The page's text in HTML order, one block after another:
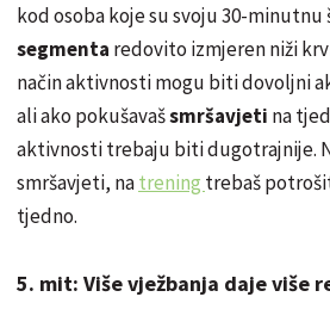
kod osoba koje su svoju 30-
segmenta redovito izmjeren niži
način aktivnosti mogu bitidovoljni
ali ako pokušavašsmršavjeti na
aktivnosti trebaju biti dugotrajnije.
smršavjeti, natrening trebaš
tjedno.
5. mit: Više vježbanja daje više